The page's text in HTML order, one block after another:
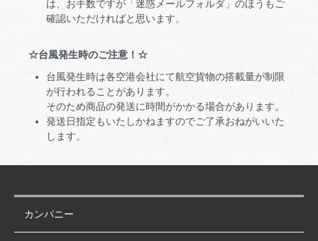
は、お手数ですが「迷惑メールフォルダ」のほうもご
確認いただければと思います。
☆台風発生時のご注意！☆
台風発生時は各空港会社にて航空貨物の搭載量が制限
が行われることがあります。
そのため商品の発送に時間がかかる場合があります。
発送日指定もいたしかねますのでご了承おねがいいた
します。
カンパニー